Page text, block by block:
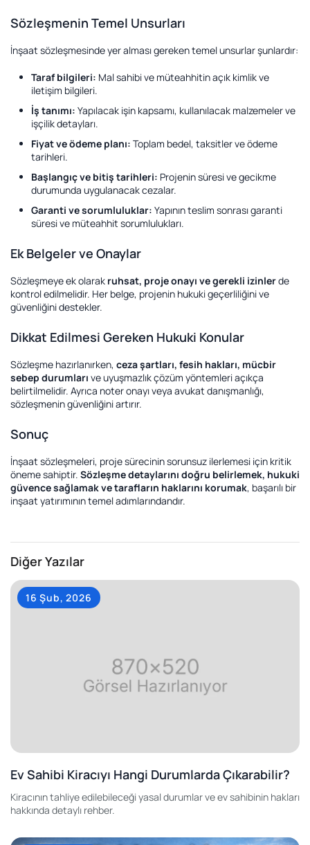
Sözleşmenin Temel Unsurları
İnşaat sözleşmesinde yer alması gereken temel unsurlar şunlardır:
Taraf bilgileri: Mal sahibi ve müteahhitin açık kimlik ve
iletişim bilgileri.
İş tanımı: Yapılacak işin kapsamı, kullanılacak malzemeler ve
işçilik detayları.
Fiyat ve ödeme planı: Toplam bedel, taksitler ve ödeme
tarihleri.
Başlangıç ve bitiş tarihleri: Projenin süresi ve gecikme
durumunda uygulanacak cezalar.
Garanti ve sorumluluklar: Yapının teslim sonrası garanti
süresi ve müteahhit sorumlulukları.
Ek Belgeler ve Onaylar
Sözleşmeye ek olarak ruhsat, proje onayı ve gerekli izinlerde
kontrol edilmelidir. Her belge, projenin hukuki geçerliliğini ve
güvenliğini destekler.
Dikkat Edilmesi Gereken Hukuki Konular
Sözleşme hazırlanırken, ceza şartları, fesih hakları, mücbir
sebep durumları ve uyuşmazlık çözüm yöntemleri açıkça
belirtilmelidir. Ayrıca noter onayı veya avukat danışmanlığı,
sözleşmenin güvenliğini artırır.
Sonuç
İnşaat sözleşmeleri, proje sürecinin sorunsuz ilerlemesi için kritik
öneme sahiptir. Sözleşme detaylarını doğru belirlemek, hukuki
güvence sağlamak ve tarafların haklarını korumak, başarılı bir
inşaat yatırımının temel adımlarındandır.
Diğer Yazılar
16 Şub, 2026
Ev Sahibi Kiracıyı Hangi Durumlarda Çıkarabilir?
Kiracının tahliye edilebileceği yasal durumlar ve ev sahibinin hakları
hakkında detaylı rehber.